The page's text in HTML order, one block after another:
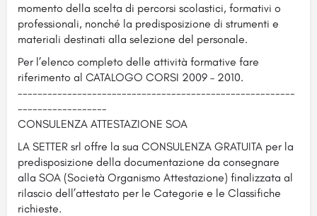
momento della scelta di percorsi scolastici, formativi o
professionali, nonché la predisposizione di strumenti e
materiali destinati alla selezione del personale.
Per l’elenco completo delle attività formative fare
riferimento al CATALOGO CORSI 2009 – 2010.
--------------------------------------------------------
------------------
CONSULENZA ATTESTAZIONE SOA
LA SETTER srl offre la sua CONSULENZA GRATUITA per la
predisposizione della documentazione da consegnare
alla SOA (Società Organismo Attestazione) finalizzata al
rilascio dell’attestato per le Categorie e le Classifiche
richieste.